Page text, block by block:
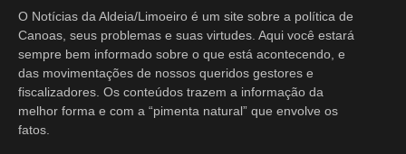
O Notícias da Aldeia/Limoeiro é um site sobre a política de
Canoas, seus problemas e suas virtudes. Aqui você estará
sempre bem informado sobre o que está acontecendo, e
das movimentações de nossos queridos gestores e
fiscalizadores. Os conteúdos trazem a informação da
melhor forma e com a “pimenta natural” que envolve os
fatos.